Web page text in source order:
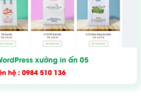
xưởng in ấn 05
hệ : 0984 510 136